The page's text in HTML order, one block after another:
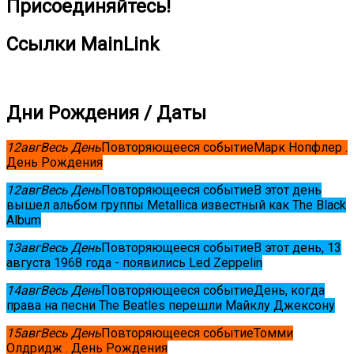
Присоединяйтесь!
Ссылки MainLink
Дни Рождения / Даты
12авгВесь ДеньПовторяющееся событиеМарк Нопфлер .
День Рождения
12авгВесь ДеньПовторяющееся событиеВ этот день
вышел альбом группы Metallica известный как The Black
Album
13авгВесь ДеньПовторяющееся событиеВ этот день, 13
августа 1968 года - появились Led Zeppelin
14авгВесь ДеньПовторяющееся событиеДень, когда
права на песни The Beatles перешли Майклу Джексону
15авгВесь ДеньПовторяющееся событиеТомми
Олдридж . День Рождения